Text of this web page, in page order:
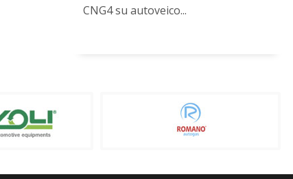
CNG4 su autoveico...